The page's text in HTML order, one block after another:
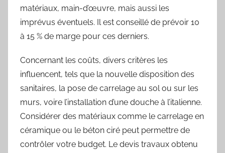
matériaux, main-d’œuvre, mais aussi les
imprévus éventuels. Il est conseillé de prévoir 10
à 15 % de marge pour ces derniers.
Concernant les coûts, divers critères les
influencent, tels que la nouvelle disposition des
sanitaires, la pose de carrelage au sol ou sur les
murs, voire l’installation d’une douche à l’italienne.
Considérer des matériaux comme le carrelage en
céramique ou le béton ciré peut permettre de
contrôler votre budget. Le devis travaux obtenu